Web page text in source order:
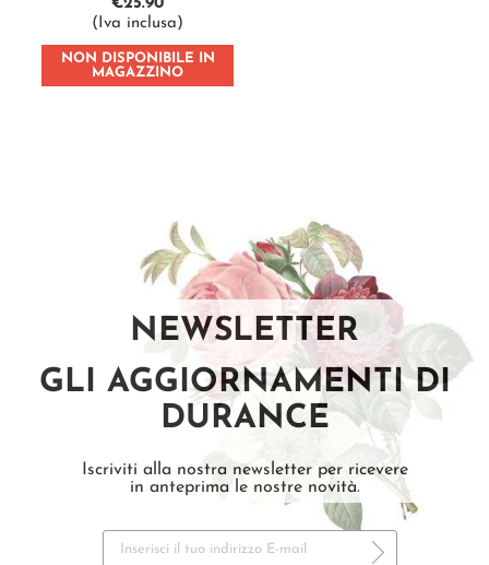
€25.90
(Iva inclusa)
NON DISPONIBILE IN
MAGAZZINO
NEWSLETTER
GLI AGGIORNAMENTI DI
DURANCE
Iscriviti alla nostra newsletter per ricevere
in anteprima le nostre novità.